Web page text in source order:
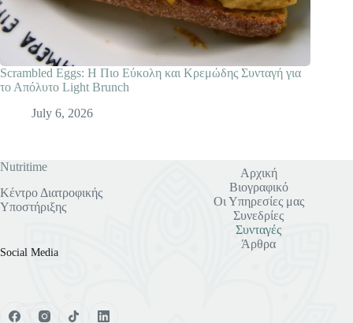
Scrambled Eggs: Η Πιο Εύκολη και Κρεμώδης Συνταγή για
το Απόλυτο Light Brunch
July 6, 2026
Nutritime
Κέντρο Διατροφικής
Υποστήριξης
Social Media
Αρχική
Βιογραφικό
Οι Υπηρεσίες μας
Συνεδρίες
Συνταγές
Άρθρα